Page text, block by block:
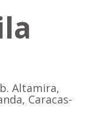
Altamira,
Caracas-